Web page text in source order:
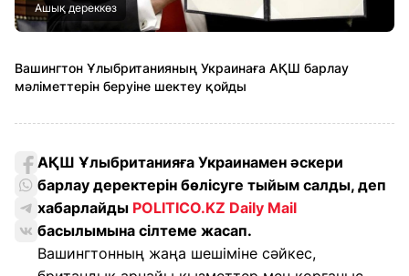
Ашық дереккөз
Вашингтон Ұлыбританияның Украинаға АҚШ барлау
мәліметтерін беруіне шектеу қойды
АҚШ Ұлыбританияға Украинамен әскери
барлау деректерін бөлісуге тыйым салды, деп
хабарлайды POLITICO.KZ Daily Mail
басылымына сілтеме жасап.
Вашингтонның жаңа шешіміне сәйкес,